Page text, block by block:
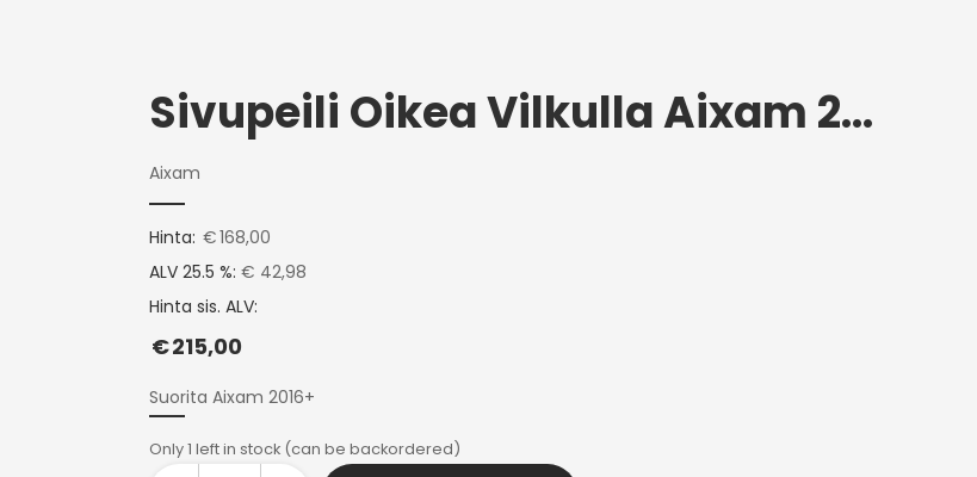
Sivupeili Oikea Vilkulla Aixam 2016+
Aixam
Hinta: €168,00
ALV 25.5 %: € 42,98
Hinta sis. ALV:
€215,00
Suorita Aixam 2016+
Only 1 left in stock (can be backordered)